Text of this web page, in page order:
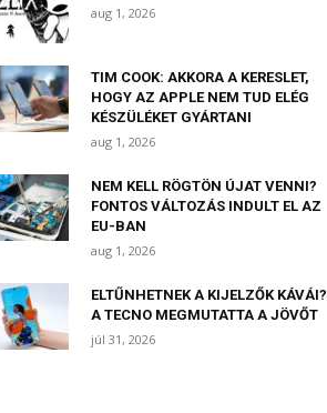
aug 1, 2026
TIM COOK: AKKORA A KERESLET,
HOGY AZ APPLE NEM TUD ELÉG
KÉSZÜLÉKET GYÁRTANI
aug 1, 2026
NEM KELL RÖGTÖN ÚJAT VENNI?
FONTOS VÁLTOZÁS INDULT EL AZ
EU-BAN
aug 1, 2026
ELTŰNHETNEK A KIJELZŐK KÁVÁI?
A TECNO MEGMUTATTA A JÖVŐT
júl 31, 2026